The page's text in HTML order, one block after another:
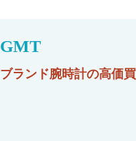
GMT
ブランド腕時計の高価